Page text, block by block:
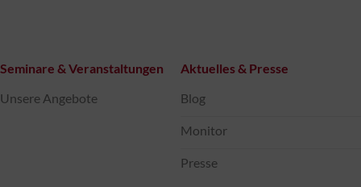
Seminare & Veranstaltungen
Unsere Angebote
Aktuelles & Presse
Blog
Monitor
Presse